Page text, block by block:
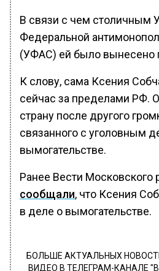
В связи с чем столичным
Федеральной
(УФАС) ей было вынесено
К слову, сама Ксения
сейчас за пределами РФ.
страну после другого
связанного с уголовным
вымогательстве.
Ранее Вести Московского
сообщали, что Ксения
в деле о вымогательстве.
БОЛЬШЕ АКТУАЛЬНЫХ
ВИДЕО В ТЕЛЕГРАМ-КАНАЛЕ